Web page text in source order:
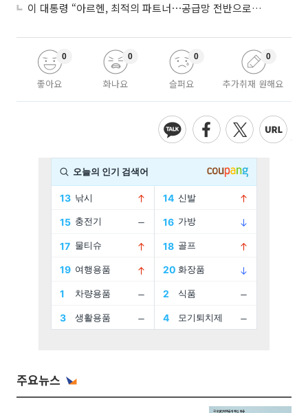
이 대통령 “아르헨, 최적의 파트너⋯공급망 전반으로 확대”
좋아요
0
화나요
0
슬퍼요
0
추가취재 원해요
0
주요뉴스